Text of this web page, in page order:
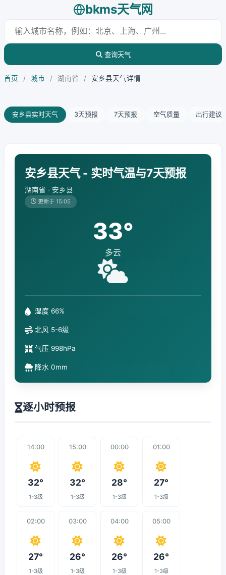
bkms天气网
查询天气
首页 / 城市 / 湖南省 / 安乡县天气详情
安乡县实时天气 3天预报 7天预报 空气质量 出行建议
安乡县天气 - 实时气温与7天预报
湖南省 · 安乡县
更新于 15:05
33°
多云
湿度 66%
北风 5-6级
气压 998hPa
降水 0mm
逐小时预报
14:00
32°
1-3级
15:00
32°
1-3级
00:00
28°
1-3级
01:00
27°
1-3级
02:00
27°
1-3级
03:00
26°
1-3级
04:00
26°
1-3级
05:00
26°
1-3级